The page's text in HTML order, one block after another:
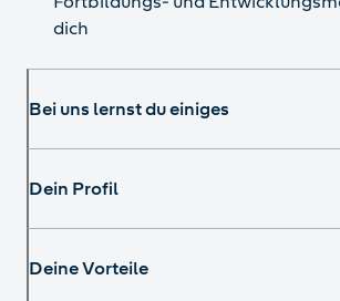
dich
Bei uns lernst du einiges
Dein Profil
Deine Vorteile